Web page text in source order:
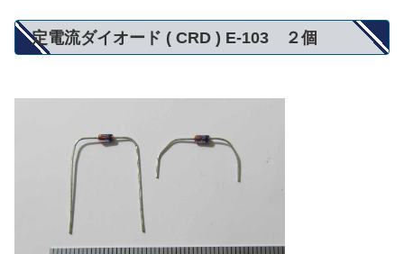
定電流ダイオード ( CRD ) E-103 ２個